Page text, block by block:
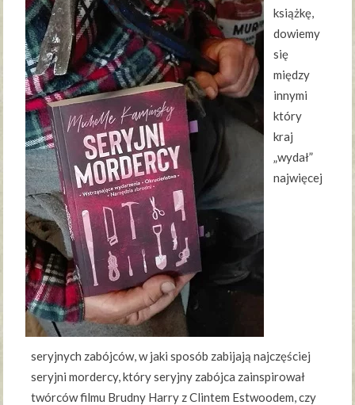
książkę,
dowiemy
się
między
innymi
który
kraj
„wydał”
najwięcej
seryjnych zabójców, w jaki sposób zabijają najczęściej
seryjni mordercy, który seryjny zabójca zainspirował
twórców filmu Brudny Harry z Clintem Estwoodem, czy